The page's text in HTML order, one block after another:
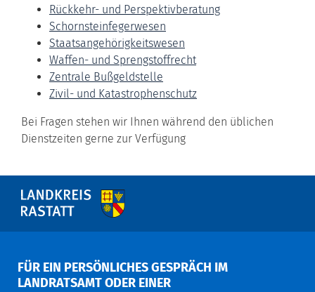
Rückkehr- und Perspektivberatung
Schornsteinfegerwesen
Staatsangehörigkeitswesen
Waffen- und Sprengstoffrecht
Zentrale Bußgeldstelle
Zivil- und Katastrophenschutz
Bei Fragen stehen wir Ihnen während den üblichen
Dienstzeiten gerne zur Verfügung
FÜR EIN PERSÖNLICHES GESPRÄCH IM
LANDRATSAMT ODER EINER